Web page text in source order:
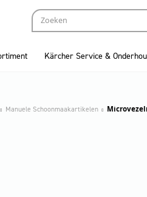
Kärcher Service &
Manuele Schoonmaakartikelen